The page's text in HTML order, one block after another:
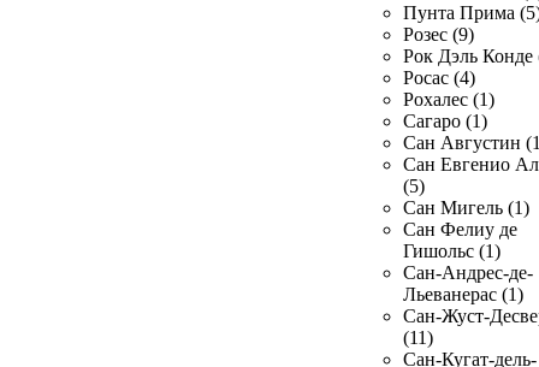
Пунта Прима
Розес (9)
Рок Дэль Конде
Росас (4)
Рохалес (1)
Сагаро (1)
Сан Августин
Сан Евгенио
(5)
Сан Мигель (1)
Сан Фелиу де
Гишольс (1)
Сан-Андрес-де-
Льеванерас (1)
Сан-Жуст-
(11)
Сан-Кугат-дель-